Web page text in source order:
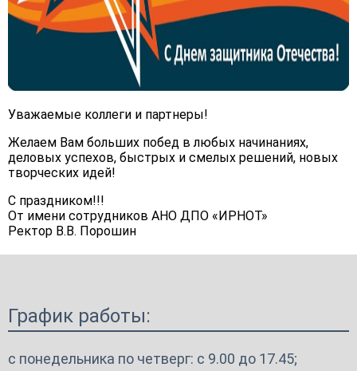
Уважаемые коллеги и партнеры!
Желаем Вам больших побед в любых начинаниях,
деловых успехов, быстрых и смелых решений, новых
творческих идей!
С праздником!!!
От имени сотрудников АНО ДПО «ИРНОТ»
Ректор В.В. Порошин
График работы:
с понедельника по четверг: с 9.00 до 17.45;